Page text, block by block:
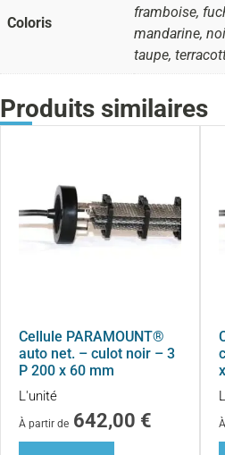
Coloris
framboise,
mandarine,
taupe,
Produits similaires
Cellule PARAMOUNT®
auto net. – culot noir – 3
P 200 x 60 mm
L'unité
À partir de 642,00 €